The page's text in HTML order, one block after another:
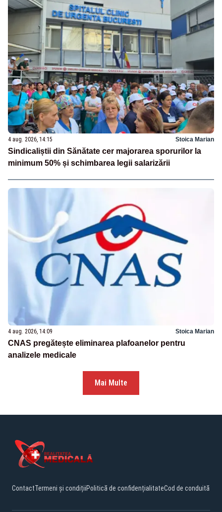
4 aug. 2026, 14:15 Stoica Marian
Sindicaliștii din Sănătate cer majorarea sporurilor la
minimum 50% și schimbarea legii salarizării
4 aug. 2026, 14:09 Stoica Marian
CNAS pregătește eliminarea plafoanelor pentru
analizele medicale
Mai Multe
ContactTermeni și condițiiPolitică de confidențialitateCod de conduită